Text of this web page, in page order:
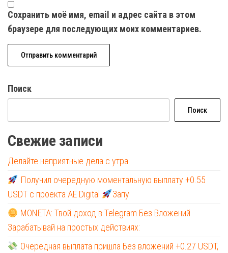
Сохранить моё имя, email и адрес сайта в этом
браузере для последующих моих комментариев.
Поиск
Поиск
Свежие записи
Делайте неприятные дела с утра.
Получил очередную моментальную выплату +0.55
USDT с проекта AE Digital
Запу
MONETA: Твой доход в Telegram Без Вложений
Зарабатывай на простых действиях:
Очередная выплата пришла Без вложений +0.27 USDT,